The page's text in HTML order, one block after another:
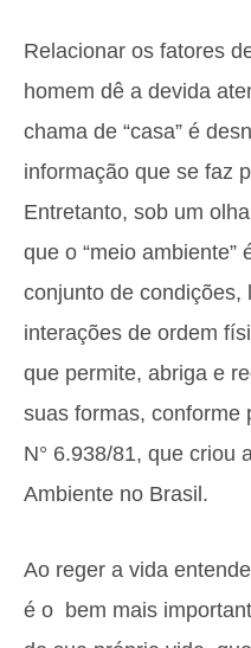
Relacionar os fatores
homem dê a devida
chama de “casa” é
informação que se faz
Entretanto, sob um
que o “meio ambiente”
conjunto de condições,
interações de ordem
que permite, abriga e
suas formas, conforme
N° 6.938/81, que criou
Ambiente no Brasil.
Ao reger a vida
é o bem mais